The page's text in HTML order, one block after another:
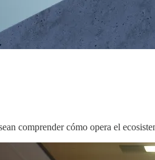
comprender cómo opera el